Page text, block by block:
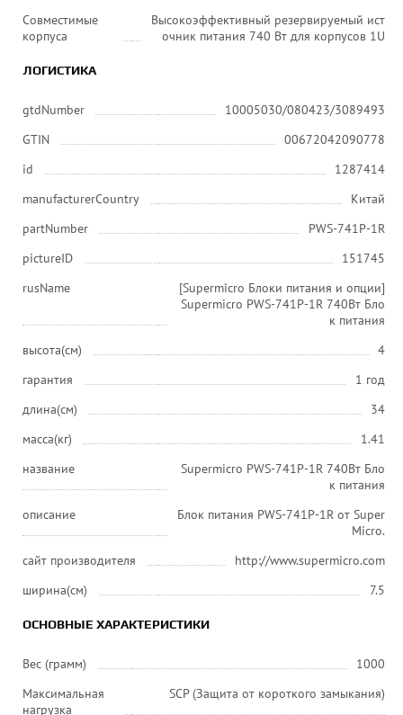
Совместимые
корпуса
Высокоэффективный резервируемый ист
очник питания 740 Вт для корпусов 1U
ЛОГИСТИКА
gtdNumber
10005030/080423/3089493
GTIN
00672042090778
id
1287414
manufacturerCountry
Китай
partNumber
PWS-741P-1R
pictureID
151745
rusName
[Supermicro Блоки питания и опции]
Supermicro PWS-741P-1R 740Вт Бло
к питания
высота(см)
4
гарантия
1 год
длина(см)
34
масса(кг)
1.41
название
Supermicro PWS-741P-1R 740Вт Бло
к питания
описание
Блок питания PWS-741P-1R от Super
Micro.
сайт производителя
http://www.supermicro.com
ширина(см)
7.5
ОСНОВНЫЕ ХАРАКТЕРИСТИКИ
Вес (грамм)
1000
Максимальная
нагрузка
SCP (Защита от короткого замыкания)